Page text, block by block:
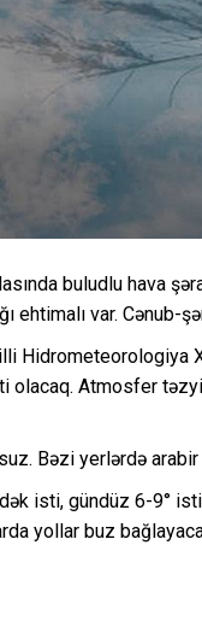
buludlu hava
ehtimalı var. Cənub-
Hidrometeorologiya
olacaq. Atmosfer
Bəzi yerlərdə
isti, gündüz 6-9°
yollar buz